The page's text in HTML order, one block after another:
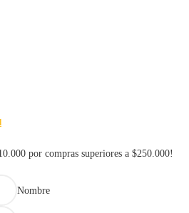
por compras superiores a $250.000!
Nombre